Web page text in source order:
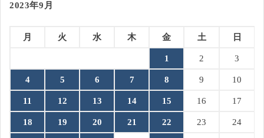
2023年9月
月 火 水 木 金 土 日
1 2 3
4 5 6 7 8 9 10
11 12 13 14 15 16 17
18 19 20 21 22 23 24